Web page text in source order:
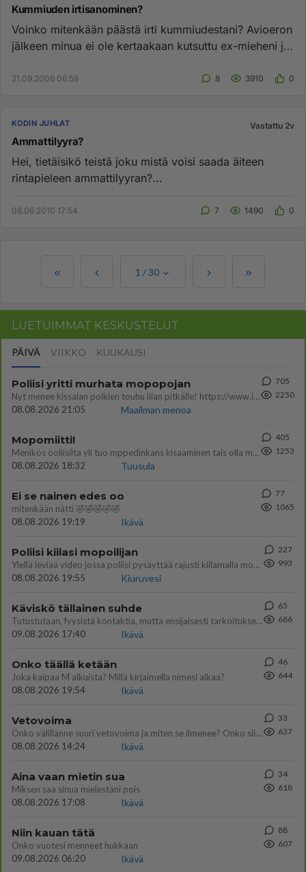
Kummiuden irtisanominen?
Voinko mitenkään päästä irti kummiudestani? Avioeron
jälkeen minua ei ole kertaakaan kutsuttu ex-mieheni ja
21.09.2006 06:59 8 3910 0
KODIN JUHLAT Vastattu 2v
Ammattilyyra?
Hei, tietäisikö teistä joku mistä voisi saada äiteen
rintapieleen ammattilyyran?...
08.06.2010 17:54 7 1490 0
1 /30
LUETUIMMAT KESKUSTELUT
PÄIVÄ VIIKKO KUUKAUSI
Poliisi yritti murhata mopopojan
Nyt menee kissalan poikien touhu liian pitkälle! https://www.is.fi/kotimaa/art-2000012193221.html Karu video mopomiiti
08.08.2026 21:05
Maailman menoa
705
2250
Mopomiitti!
Menikös öoliisilta yli tuo mppedinkans kisaaminen tais olla melkoinen riski vahigoittaa tarpeettomasti jopa kuolla tuoss
08.08.2026 18:32
Tuusula
405
1253
Ei se nainen edes oo
mitenkään nätti 🤣🤣🤣🤣🤣
08.08.2026 19:19
Ikävä
77
1065
Poliisi kiilasi mopoilijan
Ylellä leviää video jossa poliisi pysäyttää rajusti kiilamalla mopo pojan. Toivottavasti poliisi ottaa tuosta mallia myö
08.08.2026 19:55
Kiuruvesi
227
993
Käviskö tällainen suhde
Tutustutaan, fyysistä kontaktia, mutta ensijaisesti tarkoituksena ei ole aloittaa mitään virallista tai rikkoa mitään? E
09.08.2026 17:40
Ikävä
65
686
Onko täällä ketään
Joka kaipaa M alkuista? Millä kirjaimella nimesi alkaa?
08.08.2026 19:54
Ikävä
46
644
Vetovoima
Onko välillänne suuri vetovoima ja miten se ilmenee? Onko siitä haittaa?
08.08.2026 14:24
Ikävä
33
637
Aina vaan mietin sua
Miksen saa sinua mielestäni pois
08.08.2026 17:08
Ikävä
34
618
Niin kauan tätä
Onko vuotesi menneet hukkaan
09.08.2026 06:20
Ikävä
88
607